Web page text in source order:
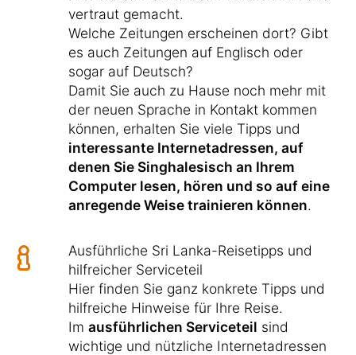
vertraut gemacht.
Welche Zeitungen erscheinen dort? Gibt
es auch Zeitungen auf Englisch oder
sogar auf Deutsch?
Damit Sie auch zu Hause noch mehr mit
der neuen Sprache in Kontakt kommen
können, erhalten Sie viele Tipps und
interessante Internetadressen, auf
denen Sie Singhalesisch an Ihrem
Computer lesen, hören und so auf eine
anregende Weise trainieren können.
Ausführliche Sri Lanka-Reisetipps und
hilfreicher Serviceteil
Hier finden Sie ganz konkrete Tipps und
hilfreiche Hinweise für Ihre Reise.
Im ausführlichen Serviceteil sind
wichtige und nützliche Internetadressen